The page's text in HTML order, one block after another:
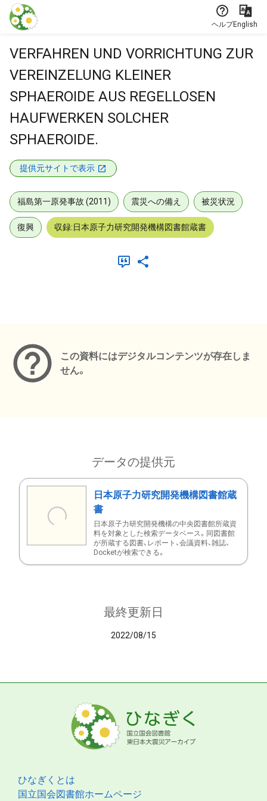
本文に飛ぶ
ヘルプEnglish
VERFAHREN UND VORRICHTUNG ZUR
VEREINZELUNG KLEINER
SPHAEROIDE AUS REGELLOSEN
HAUFWERKEN SOLCHER
SPHAEROIDE.
提供元サイトで表示
福島第一原発事故 (2011) 震災への備え 被災状況
復興 収録:日本原子力研究開発機構図書館蔵書
この資料にはデジタルコンテンツが存在しま
せん。
データの提供元
日本原子力研究開発機構図書館蔵
書
日本原子力研究開発機構の中央図書館所蔵資
料を対象とした検索データベース。同図書館
が所蔵する図書、レポート、会議資料、雑誌、
Docketが検索できる。
最終更新日
2022/08/15
ひなぎくとは
国立国会図書館ホームページ